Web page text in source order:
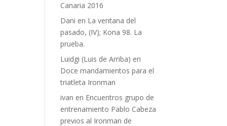
Canaria 2016
Dani en La ventana del
pasado, (IV); Kona 98. La
prueba.
Luidgi (Luis de Arriba) en
Doce mandamientos para el
triatleta Ironman
ivan en Encuentros grupo de
entrenamiento Pablo Cabeza
previos al Ironman de